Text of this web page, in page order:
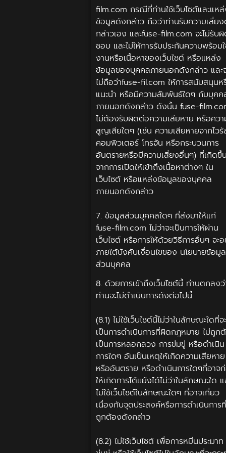
film.com กรณีที่ท่านใช้เว็บไซต์และแห
ข้อมูลดังกล่าว ถือว่าท่านรับความเสี่ย
กล่าวเอง และfuse-film.com จะไม่รับ
ชอบ และไม่ให้การรับประกันความพร้อม
งานหรือเนื้อหาของเว็บไซต์ หรือแหล่ง
ข้อมูลของบุคคลภายนอกดังกล่าว และ
ไม่ถือว่าfuse-fil.com ให้การสนับสนุนห
แนะนำ หรือมีความสัมพันธ์ใดๆ กับบุคค
ภายนอกดังกล่าว ดังนั้น fuse-
ไม่ต้องรับผิดต่อความเสียหาย หรือคว
สูญเสียใดๆ (เช่น ความเสียหายจากไว
คอมพิวเตอร์ โทรจัน หรือกระบวนการ
อันตรายหรือมีความเสี่ยงอื่นๆ) ที่เกิดขึ้
จากการเปิดให้เข้าถึงเนื้อหาต่างๆ ใน
เว็บไซต์ หรือแหล่งข้อมูลของบุคคล
ภายนอกดังกล่าว
7. ข้อมูลส่วนบุคคลใดๆ ที่ส่งมาให้แก่
fuse-film.com ไม่ว่าจะเป็นการให้ผ่าน
เว็บไซต์ หรือการให้ด้วยวิธีการอื่นๆ จะ
ภายใต้บังคับเงื่อนไขของ นโยบายข้อมูล
ส่วนบุคคล
8. ด้วยการเข้าถึงเว็บไซต์นี้ ท่านตกลง
ท่านจะไม่ดำเนินการดังต่อไปนี้
(8.1) ไม่ใช้เว็บไซต์นี้ไม่ว่าในลักษณะใดที่จะ
เป็นการดำเนินการที่ผิดกฎหมาย ไม่ถูก
เป็นการหลอกลวง การข่มขู่ หรือดำเนิน
การใดๆ อันเป็นเหตุให้เกิดความเสียหาย
หรืออันตราย หรือดำเนินการใดๆที่อาจ
ให้เกิดการโต้แย้งได้ไม่ว่าในลักษณะใด แ
ไม่ใช้เว็บไซต์ในลักษณะใดๆ ที่อาจเกี่ยว
เนื่องกับจุดประสงค์หรือการดำเนินการ
ถูกต้องดังกล่าว
(8.2) ไม่ใช้เว็บไซต์ เพื่อการหมิ่นประมาท